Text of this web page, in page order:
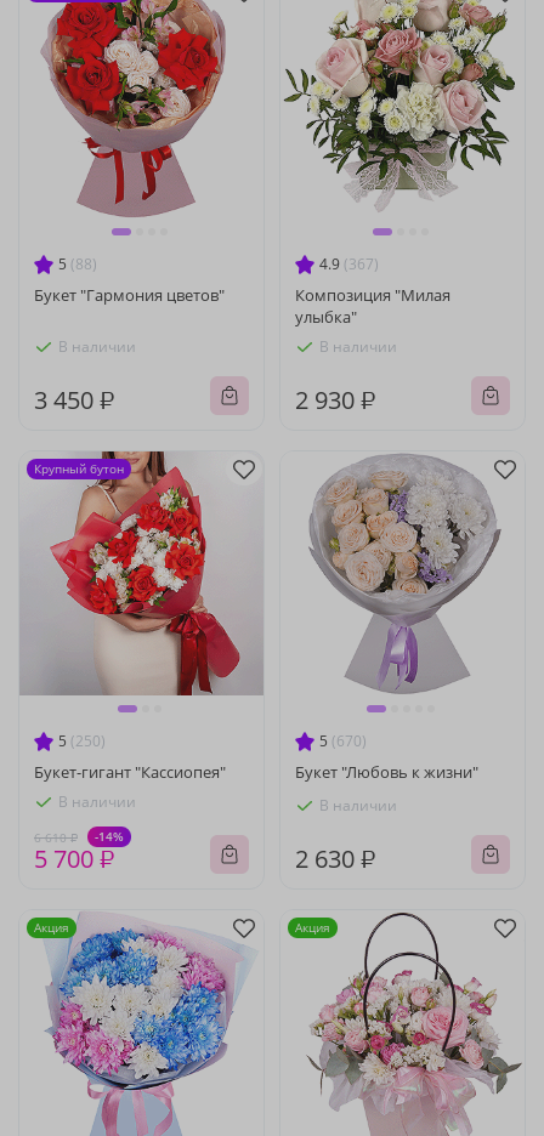
5 (88)
Букет "Гармония цветов"
В наличии
3 450 ₽
4.9 (367)
Композиция "Милая
улыбка"
В наличии
2 930 ₽
5 (250)
Букет-гигант "Кассиопея"
В наличии
6 610 ₽ -14%
5 700 ₽
Крупный бутон
5 (670)
Букет "Любовь к жизни"
В наличии
2 630 ₽
Акция Акция